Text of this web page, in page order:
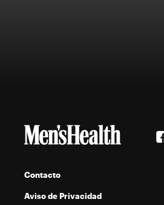
Contacto
Aviso de Privacidad